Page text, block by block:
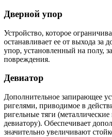
Дверной упор
Устройство, которое
останавливает ее от выхода
упор, установленный на полу,
повреждения.
Девиатор
Дополнительное запирающее
ригелями, приводимое в
ригельные тяги
девиатору). Обеспечивает
значительно увеличивают